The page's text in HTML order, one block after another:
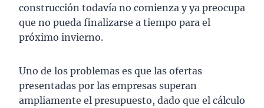
construcción todavía no comienza y ya preocupa
que no pueda finalizarse a tiempo para el
próximo invierno.
Uno de los problemas es que las ofertas
presentadas por las empresas superan
ampliamente el presupuesto, dado que el cálculo